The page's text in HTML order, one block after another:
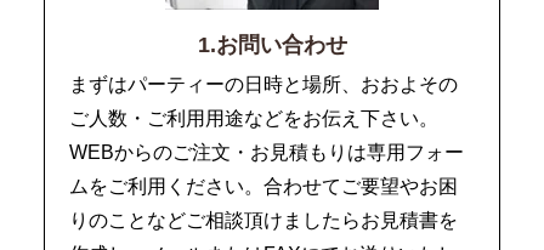
1.お問い合わせ
まずはパーティーの日時と場所、おおよその
ご人数・ご利用用途などをお伝え下さい。
WEBからのご注文・お見積もりは専用フォー
ムをご利用ください。合わせてご要望やお困
りのことなどご相談頂けましたらお見積書を